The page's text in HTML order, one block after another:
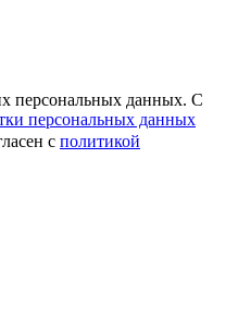
персональных данных. С
персональных данных
с политикой